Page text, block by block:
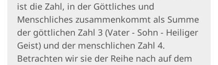
ist die Zahl, in der Göttliches und
Menschliches zusammenkommt als Summe
der göttlichen Zahl 3 (Vater - Sohn - Heiliger
Geist) und der menschlichen Zahl 4.
Betrachten wir sie der Reihe nach auf dem